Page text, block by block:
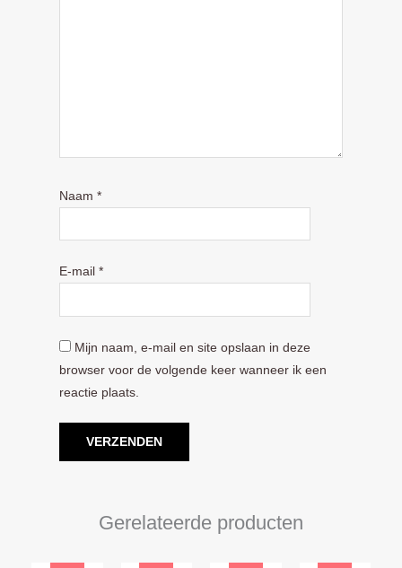
Naam *
E-mail *
Mijn naam, e-mail en site opslaan in deze
browser voor de volgende keer wanneer ik een
reactie plaats.
Gerelateerde producten